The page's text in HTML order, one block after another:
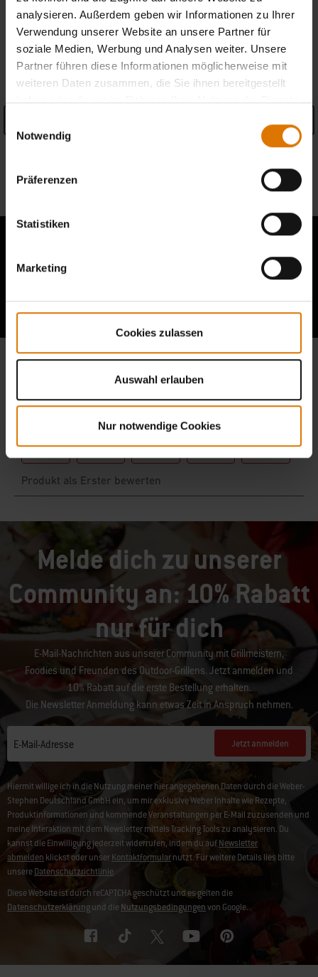
analysieren. Außerdem geben wir Informationen zu Ihrer
Verwendung unserer Website an unsere Partner für
soziale Medien, Werbung und Analysen weiter. Unsere
Partner führen diese Informationen möglicherweise mit
weiteren Daten zusammen, die Sie ihnen bereitgestellt
haben oder die sie im Rahmen Ihrer Nutzung der Dienste
Notwendig
Präferenzen
Statistiken
Marketing
Cookies zulassen
Auswahl erlauben
Nur notwendige Cookies
PRODUKTDETAILS
Melde dich zu unserer
Community an: 10% Rabatt
nur für dich
E-Mail-Nachrichten aus unserer Community mit Grillmeistern,
Foodies und Freunden des Outdoor-Grillens. Jetzt anmelden und
10% Rabatt auf die erste Bestellung erhalten.
Die Newsletter Anmeldung kann etwas Zeit in Anspruch nehmen.
E-Mail-Adresse Jetzt anmelden
Hiermit willige ich in die Nutzung meiner hier angegebenen Daten durch die Weber-
Stephen Deutschland GmbH ein, um mir exklusive Weber Inhalte wie Rezepte,
Produktinformationen und kommende Veranstaltungen per E-Mail zuzusenden und
meine Interaktion mit dem Newsletter mittels Tracking Tools zu analysieren. Du
kannst die Einwilligung jederzeit widerrufen, indem du aufNewsletter
abmelden klickst oder unserKontaktformularnutzt. Für weitere Details lies bitte
unsereDatenschutzrichtlinie.
Diese Website ist durch reCAPTCHA geschützt und es gelten die
Datenschutzerklärungund dieNutzungsbedingungenvon Google.